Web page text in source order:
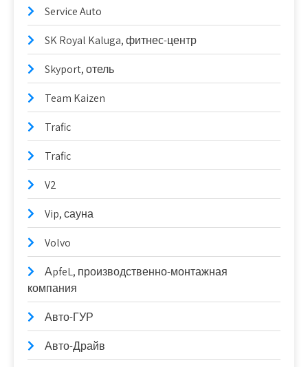
Service Auto
SK Royal Kaluga, фитнес-центр
Skyport, отель
Team Kaizen
Trafic
Trafic
V2
Vip, сауна
Volvo
АpfeL, производственно-монтажная
компания
Авто-ГУР
Авто-Драйв